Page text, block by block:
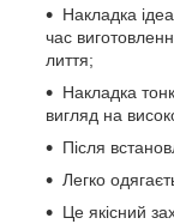
Накладка
час
лиття;
Накладка
вигляд на
Після
Легко
Це якісний